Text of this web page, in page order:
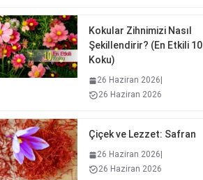
Kokular Zihnimizi Nasıl
Şekillendirir? (En Etkili 10
Koku)
26 Haziran 2026
26 Haziran 2026
Çiçek ve Lezzet: Safran
26 Haziran 2026
26 Haziran 2026